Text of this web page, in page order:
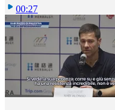
00:27